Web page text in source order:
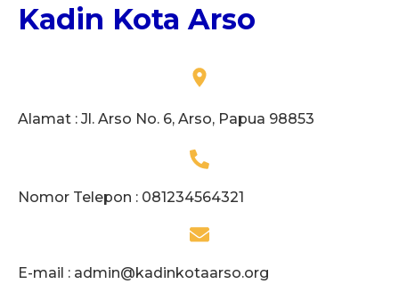
Kadin Kota Arso
Alamat : Jl. Arso No. 6, Arso, Papua 98853
Nomor Telepon : 081234564321
E-mail : admin@kadinkotaarso.org